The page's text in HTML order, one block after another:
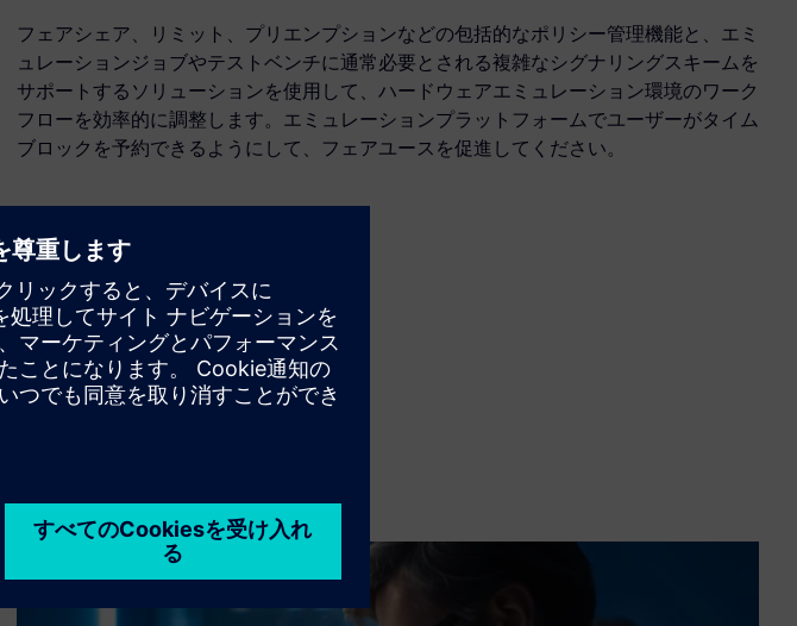
フェアシェア、リミット、プリエンプションなどの包括的なポリシー管理機能と、エミ
ュレーションジョブやテストベンチに通常必要とされる複雑なシグナリングスキームを
サポートするソリューションを使用して、ハードウェアエミュレーション環境のワーク
フローを効率的に調整します。エミュレーションプラットフォームでユーザーがタイム
ブロックを予約できるようにして、フェアユースを促進してください。